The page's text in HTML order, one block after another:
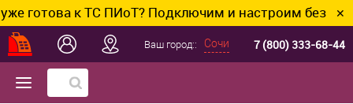
к ТС ПИоТ? Подключим и настроим без лишних ✕
Ваш город:: Сочи 7 (800) 333-68-44